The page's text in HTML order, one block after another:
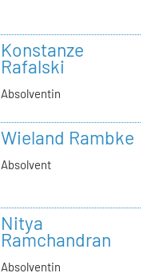
Konstanze
Rafalski
Absolventin
Wieland Rambke
Absolvent
Nitya
Ramchandran
Absolventin